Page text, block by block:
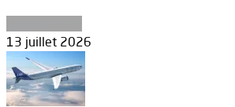
13 juillet 2026